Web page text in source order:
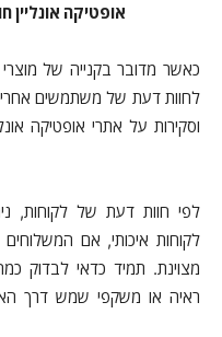
אופטיקה אונליין
כאשר מדובר בקנייה של מוצרי
לחוות דעת של משתמשים
וסקירות על אתרי אופטיקה
לפי חוות דעת של לקוחות,
לקוחות איכותי, אם
מצוינת. תמיד כדאי לבדוק
ראיה או משקפי שמש דרך